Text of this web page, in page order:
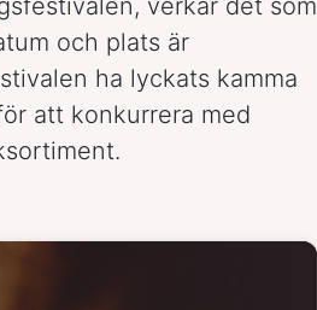
och plats är
ha lyckats kamma
att konkurrera med